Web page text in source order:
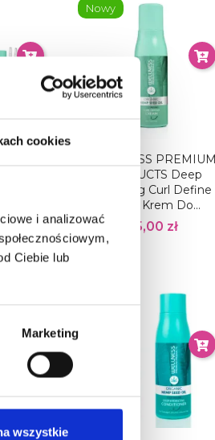
cookies
i analizować
Ciebie lub
Marketing
wszystkie
WELLNESS PREMIUM
PRODUCTS Deep
Hydrating Curl Define
Cream Krem Do...
115,00 zł
Nowy